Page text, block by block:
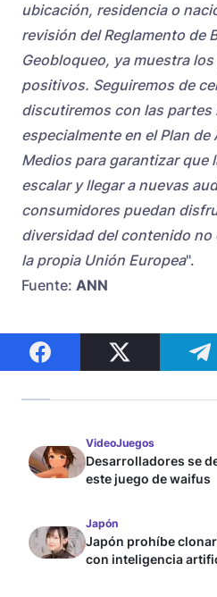
ubicación, residencia o
revisión del Reglamento de
Geobloqueo, ya muestra
positivos. Seguiremos de
discutiremos con las partes
especialmente en el Plan
Medios para garantizar que
escalar y llegar a nuevas
consumidores puedan
diversidad del contenido
la propia Unión Europea".
Fuente: ANN
VideoJuegos
Desarrolladores se
este juego de waifus
Japón
Japón prohíbe
con inteligencia